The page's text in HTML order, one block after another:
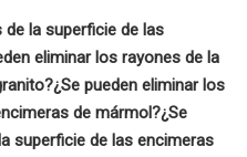
de la superficie de las
eliminar los rayones de la
¿Se pueden eliminar los
de mármol?¿Se
superficie de las encimeras